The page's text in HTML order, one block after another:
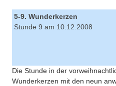
5-9. Wunderkerzen
Stunde 9 am 10.12.2008
Die Stunde in der
Wunderkerzen mit den neun